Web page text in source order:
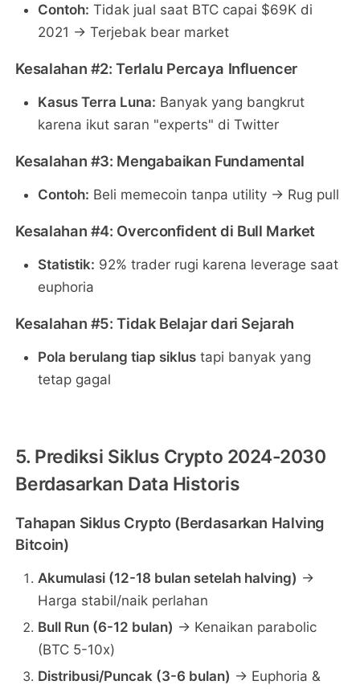
Contoh: Tidak jual saat BTC capai $69K di
2021 → Terjebak bear market
Kesalahan #2: Terlalu Percaya Influencer
Kasus Terra Luna: Banyak yang bangkrut
karena ikut saran "experts" di Twitter
Kesalahan #3: Mengabaikan Fundamental
Contoh: Beli memecoin tanpa utility → Rug pull
Kesalahan #4: Overconfident di Bull Market
Statistik: 92% trader rugi karena leverage saat
euphoria
Kesalahan #5: Tidak Belajar dari Sejarah
Pola berulang tiap siklustapi banyak yang
tetap gagal
5. Prediksi Siklus Crypto 2024-2030
Berdasarkan Data Historis
Tahapan Siklus Crypto (Berdasarkan Halving
Bitcoin)
Akumulasi (12-18 bulan setelah halving) →
Harga stabil/naik perlahan
Bull Run (6-12 bulan) → Kenaikan parabolic
(BTC 5-10x)
Distribusi/Puncak (3-6 bulan) → Euphoria &